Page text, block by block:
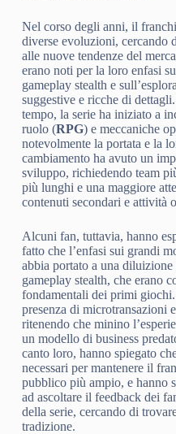
Nel corso degli anni, il
diverse evoluzioni, cercando
alle nuove tendenze del
erano noti per la loro enfasi
gameplay stealth e
suggestive e ricche di
tempo, la serie ha iniziato a
ruolo (RPG) e meccaniche
notevolmente la portata e la
cambiamento ha avuto un
sviluppo, richiedendo team
più lunghi e una maggiore
contenuti secondari e attività
Alcuni fan, tuttavia, hanno
fatto che l’enfasi sui grandi
abbia portato a una
gameplay stealth, che erano
fondamentali dei primi
presenza di microtransazioni
ritenendo che minino
un modello di business
canto loro, hanno spiegato
necessari per mantenere il
pubblico più ampio, e hanno
ad ascoltare il feedback dei
della serie, cercando di
tradizione.